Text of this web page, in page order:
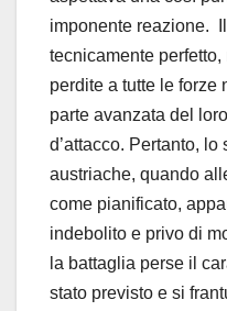
imponente reazione.
tecnicamente
perdite a tutte le forze
parte avanzata del
d’attacco. Pertanto,
austriache, quando
come pianificato,
indebolito e privo di
la battaglia perse il
stato previsto e si